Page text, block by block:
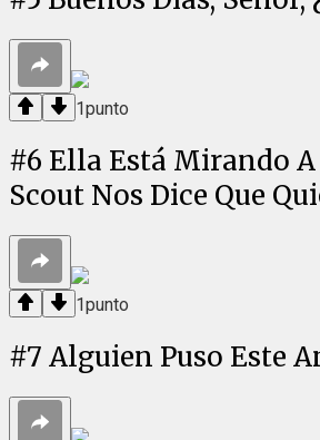
1punto
#6 Ella Está Mirando A
Scout Nos Dice Que
1punto
#7 Alguien Puso Este